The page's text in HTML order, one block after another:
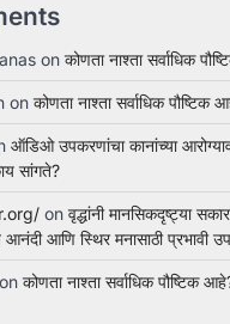
on कोणता नाश्ता सर्वाधिक
on कोणता नाश्ता सर्वाधिक पौष्टिक
ऑडिओ उपकरणांचा कानांच्या
सांगते?
on वृद्धांनी मानसिकदृष्ट्या
आनंदी आणि स्थिर मनासाठी प्रभावी
on कोणता नाश्ता सर्वाधिक पौष्टिक